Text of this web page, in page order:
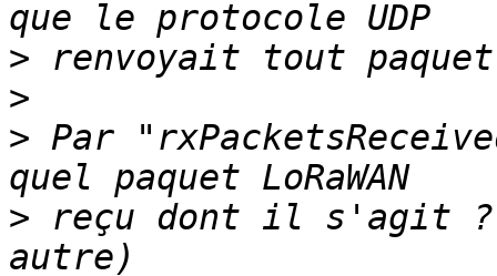
>
>
> Par
> reçu dont il s'agit ?